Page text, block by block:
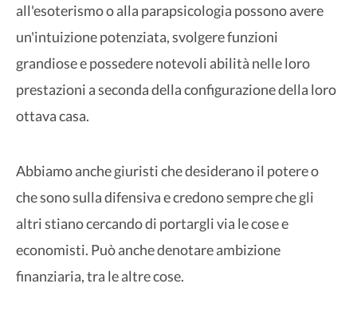
all'esoterismo o alla parapsicologia possono avere
un'intuizione potenziata, svolgere funzioni
grandiose e possedere notevoli abilità nelle loro
prestazioni a seconda della configurazione della loro
ottava casa.
Abbiamo anche giuristi che desiderano il potere o
che sono sulla difensiva e credono sempre che gli
altri stiano cercando di portargli via le cose e
economisti. Può anche denotare ambizione
finanziaria, tra le altre cose.